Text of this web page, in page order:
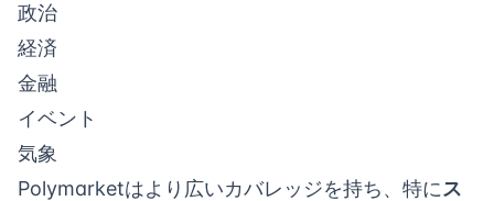
政治
経済
金融
イベント
気象
Polymarketはより広いカバレッジを持ち、特にス